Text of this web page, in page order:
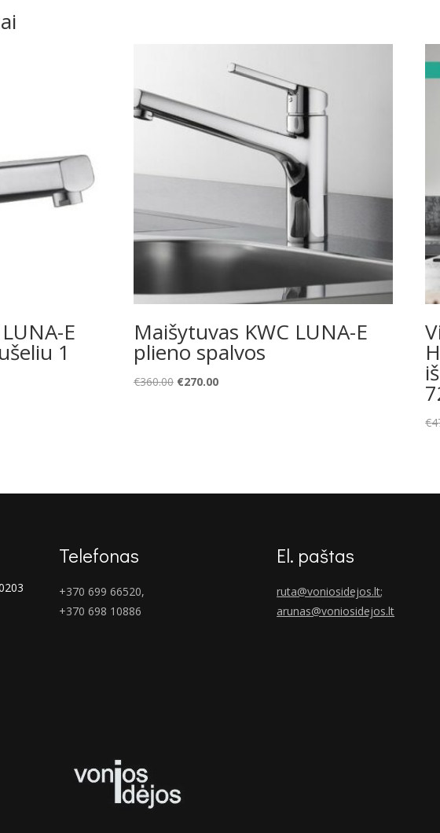
E
1
Maišytuvas KWC LUNA-E
plieno spalvos
€360.00 Original
€270.00Current
€
Telefonas
+370 699 66520,
+370 698 10886
El. paštas
ruta@voniosidejos.lt;
arunas@voniosidejos.lt